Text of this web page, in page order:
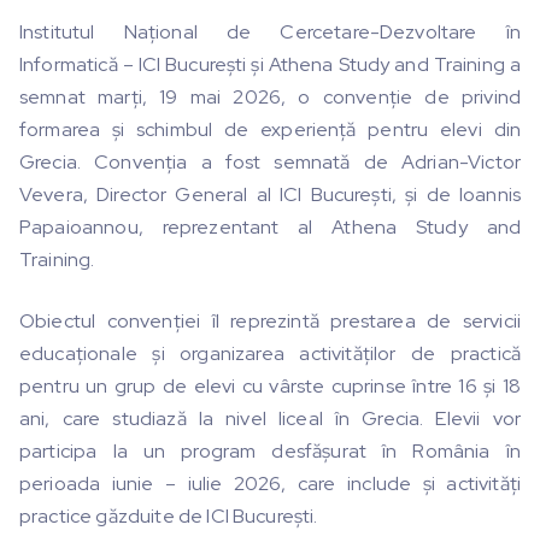
Institutul Național de Cercetare-Dezvoltare în
Informatică – ICI București și Athena Study and Training a
semnat marți, 19 mai 2026, o convenție de privind
formarea și schimbul de experiență pentru elevi din
Grecia. Convenția a fost semnată de Adrian-Victor
Vevera, Director General al ICI București, și de Ioannis
Papaioannou, reprezentant al Athena Study and
Training.
Obiectul convenției îl reprezintă prestarea de servicii
educaționale și organizarea activităților de practică
pentru un grup de elevi cu vârste cuprinse între 16 și 18
ani, care studiază la nivel liceal în Grecia. Elevii vor
participa la un program desfășurat în România în
perioada iunie – iulie 2026, care include și activități
practice găzduite de ICI București.